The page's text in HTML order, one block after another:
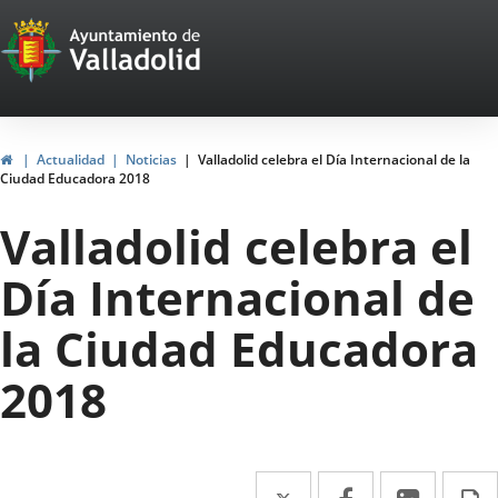
Portal
Web
del
Ayuntamiento
de
Valladolid
InicioActualidad Noticias
Valladolid celebra el Día Internacional de la
Ciudad Educadora 2018
Valladolid celebra el
Día Internacional de
la Ciudad Educadora
2018
Twitter
Enlace Facebook
EnlaceEnlace